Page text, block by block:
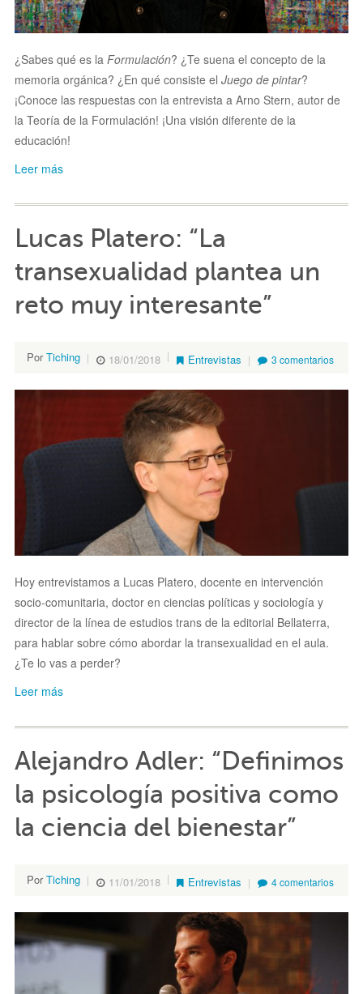
¿Sabes qué es la Formulación? ¿Te suena el concepto de la
memoria orgánica? ¿En qué consiste el Juego de pintar?
¡Conoce las respuestas con la entrevista a Arno Stern, autor de
la Teoría de la Formulación! ¡Una visión diferente de la
educación!
Leer más
Lucas Platero: “La
transexualidad plantea un
reto muy interesante”
PorTiching 18/01/2018 Entrevistas 3 comentarios
Hoy entrevistamos a Lucas Platero, docente en intervención
socio-comunitaria, doctor en ciencias políticas y sociología y
director de la línea de estudios trans de la editorial Bellaterra,
para hablar sobre cómo abordar la transexualidad en el aula.
¿Te lo vas a perder?
Leer más
Alejandro Adler: “Definimos
la psicología positiva como
la ciencia del bienestar”
PorTiching 11/01/2018 Entrevistas 4 comentarios